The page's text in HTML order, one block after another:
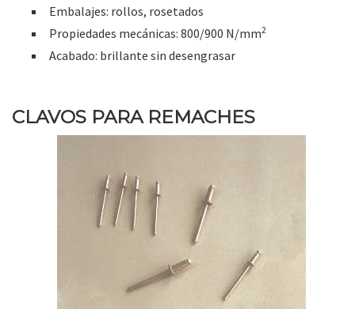
Embalajes: rollos, rosetados
Propiedades mecánicas: 800/900 N/mm2
Acabado: brillante sin desengrasar
CLAVOS PARA REMACHES